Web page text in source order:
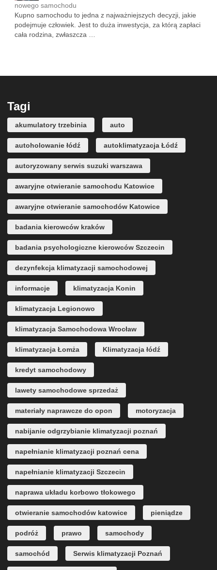
nowego samochodu
Kupno samochodu to jedna z najważniejszych decyzji, jakie
podejmuje człowiek. Jest to duża inwestycja, za którą zapłaci
cała rodzina, zwłaszcza …
Tagi
akumulatory trzebinia auto
autoholowanie łódź autoklimatyzacja Łódź
autoryzowany serwis suzuki warszawa
awaryjne otwieranie samochodu Katowice
awaryjne otwieranie samochodów Katowice
badania kierowców kraków
badania psychologiczne kierowców Szczecin
dezynfekcja klimatyzacji samochodowej
informacje klimatyzacja Konin
klimatyzacja Legionowo
klimatyzacja Samochodowa Wrocław
klimatyzacja Łomża Klimatyzacja łódź
kredyt samochodowy
lawety samochodowe sprzedaż
materiały naprawcze do opon motoryzacja
nabijanie odgrzybianie klimatyzacji poznań
napełnianie klimatyzacji poznań cena
napełnianie klimatyzacji Szczecin
naprawa układu korbowo tłokowego
otwieranie samochodów katowice pieniądze
podróż prawo samochody
samochód Serwis klimatyzacji Poznań